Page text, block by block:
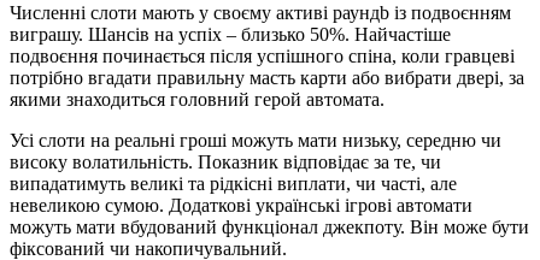
Численні слоти мають у своєму активі раундb із подвоєнням
виграшу. Шансів на успіх – близько 50%. Найчастіше
подвоєння починається після успішного спіна, коли гравцеві
потрібно вгадати правильну масть карти або вибрати двері, за
якими знаходиться головний герой автомата.
Усі слоти на реальні гроші можуть мати низьку, середню чи
високу волатильність. Показник відповідає за те, чи
випадатимуть великі та рідкісні виплати, чи часті, але
невеликою сумою. Додаткові українські ігрові автомати
можуть мати вбудований функціонал джекпоту. Він може бути
фіксований чи накопичувальний.